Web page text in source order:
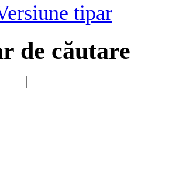
tipar
de căutare